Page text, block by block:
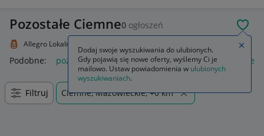
Pozostałe Ciemne0 ogłoszeń
Allegro Lokalnie
Podobne: pozostałe łóżka pozostałe pozostałe miasta i
Filtruj Ciemne, Mazowieckie, +0 km
Dodaj swoje wyszukiwania do ulubionych.
Gdy pojawią się nowe oferty, wyślemy Ci je
mailowo. Ustaw powiadomienia w ulubionych
wyszukiwaniach.